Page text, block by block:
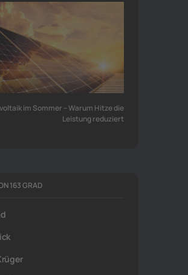
im Sommer – Warum Hitze die
Leistung reduziert
163 GRAD